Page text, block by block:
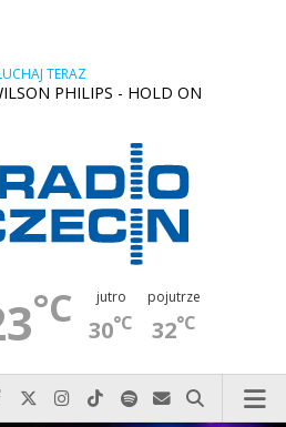
TERAZ
PHILIPS - HOLD ON
°C jutro
30°C
pojutrze
32°C
po prostu do nas zadzwoń
Odwiedź nas na Facebook-u
Odwiedź nas na X
Odwiedź nas na Instagram-ie
Odwiedź nas na TikTok-u
Szukaj nas na Spotify
Wyślij do nas
Szukaj